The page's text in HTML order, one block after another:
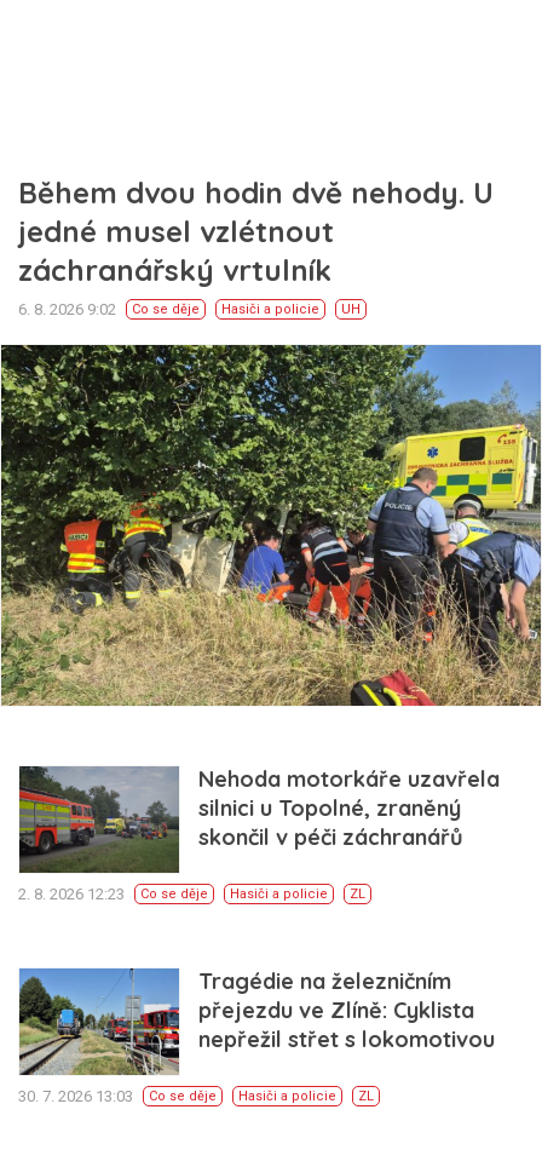
Během dvou hodin dvě nehody. U
jedné musel vzlétnout
záchranářský vrtulník
6. 8. 2026 9:02 Co se děje Hasiči a policie UH
Nehoda motorkáře uzavřela
silnici u Topolné, zraněný
skončil v péči záchranářů
2. 8. 2026 12:23 Co se děje Hasiči a policie ZL
Tragédie na železničním
přejezdu ve Zlíně: Cyklista
nepřežil střet s lokomotivou
30. 7. 2026 13:03 Co se děje Hasiči a policie ZL